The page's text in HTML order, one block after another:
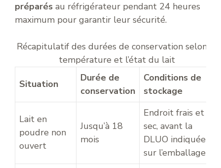
préparés au réfrigérateur pendant 24 heures
maximum pour garantir leur sécurité.
Récapitulatif des durées de conservation selon la
température et l’état du lait
Situation
Durée de
conservation
Conditions de
stockage
Lait en
poudre non
ouvert
Jusqu’à 18
mois
Endroit frais et
sec, avant la
DLUO indiquée
sur l’emballage